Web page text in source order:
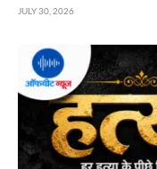
JULY 30, 2026